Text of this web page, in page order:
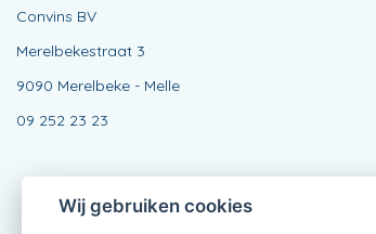
Convins BV
Merelbekestraat 3
9090 Merelbeke - Melle
09 252 23 23
Wij gebruiken cookies